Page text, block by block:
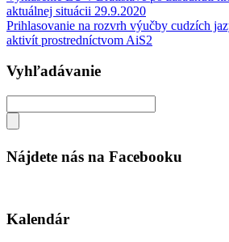
aktuálnej situácii 29.9.2020
Prihlasovanie na rozvrh výučby cudzích
aktivít prostredníctvom AiS2
Vyhľadávanie
Nájdete nás na Facebooku
Kalendár